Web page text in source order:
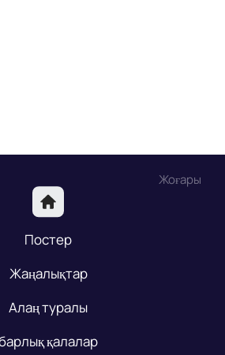
Жоғары
Постер
Жаңалықтар
Алаң туралы
қалалар